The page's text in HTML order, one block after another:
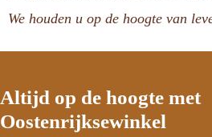
We houden u op de hoogte van
Altijd op de hoogte met
Oostenrijksewinkel